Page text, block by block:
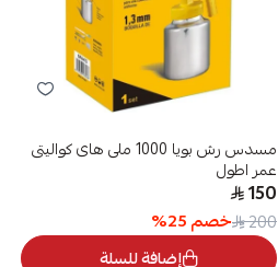
مسدس رش بويا 1000 ملى هاى كواليتى
عمر اطول
150
200 خصم25
%
إضافة للسلة